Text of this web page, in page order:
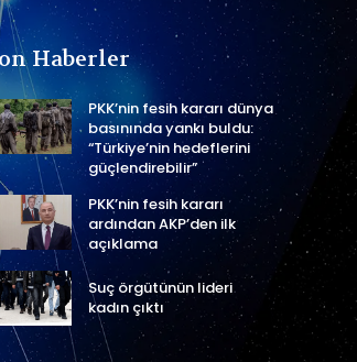
Haberler
PKK’nin fesih kararı dünya
basınında yankı buldu:
“Türkiye’nin hedeflerini
güçlendirebilir”
PKK’nin fesih kararı
ardından AKP’den ilk
açıklama
Suç örgütünün lideri
kadın çıktı